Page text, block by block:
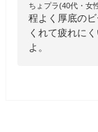
ちょプラ(40代・女
程よく厚底の
くれて疲れに
よ。